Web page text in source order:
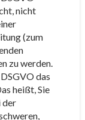
nicht
(zum
zu werden.
das
heißt, Sie
der